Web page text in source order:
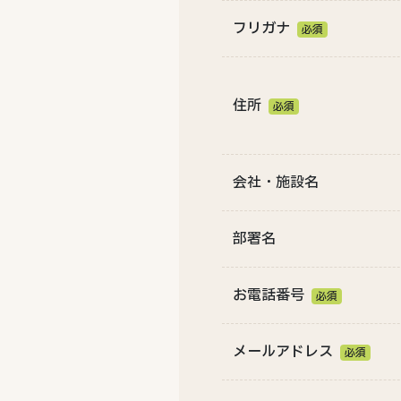
フリガナ 必須
住所 必須
会社・施設名
部署名
お電話番号 必須
メールアドレス 必須